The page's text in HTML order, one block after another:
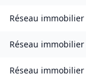
Réseau immobilier
Réseau immobilier
Réseau immobilier